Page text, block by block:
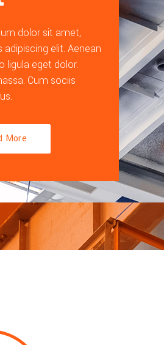
dolor sit amet,
adipiscing elit. Aenean
ligula eget dolor.
Cum sociis
More